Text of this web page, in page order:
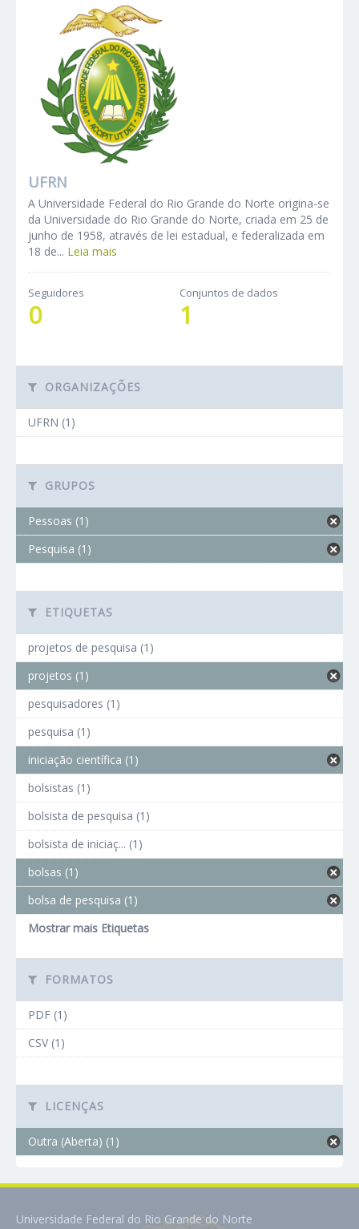
UFRN
A Universidade Federal do Rio Grande do Norte origina-se
da Universidade do Rio Grande do Norte, criada em 25 de
junho de 1958, através de lei estadual, e federalizada em
18 de... Leia mais
Seguidores
0
Conjuntos de dados
1
ORGANIZAÇÕES
UFRN (1)
GRUPOS
Pessoas (1)
Pesquisa (1)
ETIQUETAS
projetos de pesquisa (1)
projetos (1)
pesquisadores (1)
pesquisa (1)
iniciação científica (1)
bolsistas (1)
bolsista de pesquisa (1)
bolsista de iniciaç... (1)
bolsas (1)
bolsa de pesquisa (1)
Mostrar mais Etiquetas
FORMATOS
PDF (1)
CSV (1)
LICENÇAS
Outra (Aberta) (1)
Universidade Federal do Rio Grande do Norte